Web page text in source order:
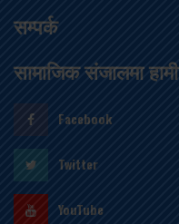
सम्पर्क
सामाजिक संजालमा हामी
Facebook
Twitter
YouTube